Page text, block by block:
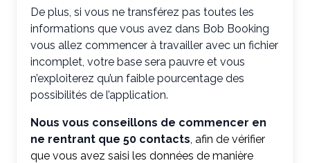
De plus, si vous ne transférez pas toutes les
informations que vous avez dans Bob Booking
vous allez commencer à travailler avec un fichier
incomplet, votre base sera pauvre et vous
n’exploiterez qu’un faible pourcentage des
possibilités de l’application.
Nous vous conseillons de commencer en
ne rentrant que 50 contacts, afin de vérifier
que vous avez saisi les données de manière